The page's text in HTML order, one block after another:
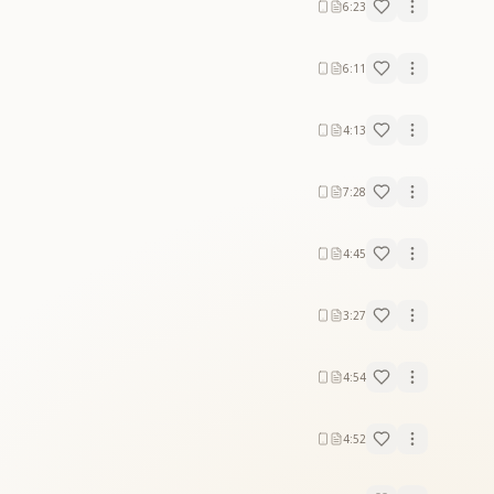
6:23
6:11
4:13
7:28
4:45
3:27
4:54
4:52